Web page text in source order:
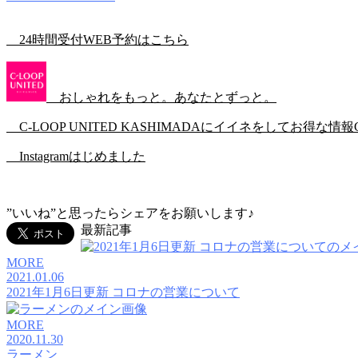
24時間受付WEB予約はこちら
おしゃれをもっと。あなたとずっと。
C-LOOP UNITED KASHIMADAにイイネをしてお得な情報
Instagramはじめました
”いいね”と思ったらシェアをお願いします♪
最新記事
MORE
2021.01.06
2021年1月6日更新 コロナの営業について
MORE
2020.11.30
ラーメン